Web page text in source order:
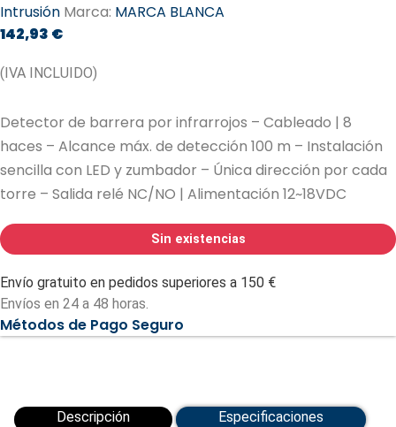
Intrusión Marca: MARCA BLANCA
142,93 €
(IVA INCLUIDO)
Detector de barrera por infrarrojos – Cableado | 8
haces – Alcance máx. de detección 100 m – Instalación
sencilla con LED y zumbador – Única dirección por cada
torre – Salida relé NC/NO | Alimentación 12~18VDC
Sin existencias
Envío gratuito en pedidos superiores a 150 €
Envíos en 24 a 48 horas.
Métodos de Pago Seguro
Descripción
Especificaciones